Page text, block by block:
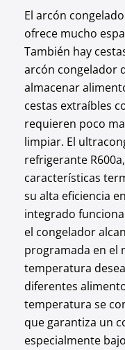
El arcón
ofrece mucho
También hay
arcón congelador
almacenar
cestas extraíbles
requieren poco
limpiar. El
refrigerante
características
su alta eficiencia
integrado
el congelador
programada en el
temperatura
diferentes
temperatura se
que garantiza un
especialmente